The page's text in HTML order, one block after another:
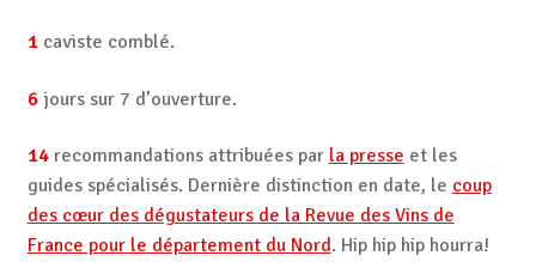
1caviste comblé.
6jours sur 7 d’ouverture.
14 recommandations attribuées par la presse et les
guides spécialisés. Dernière distinction en date, le coup
des cœur des dégustateurs de la Revue des Vins de
France pour le département du Nord. Hip hip hip hourra!